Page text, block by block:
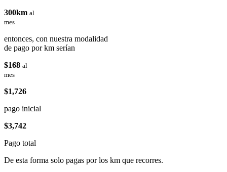
300km al
mes
entonces, con nuestra modalidad
de pago por km serían
$168 al
mes
$1,726
pago inicial
$3,742
Pago total
De esta forma solo pagas por los km que recorres.